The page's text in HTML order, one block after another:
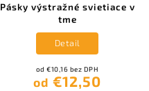
Pásky výstražné svietiace v
tme
od €10,16 bez DPH
od €12,50
Detail